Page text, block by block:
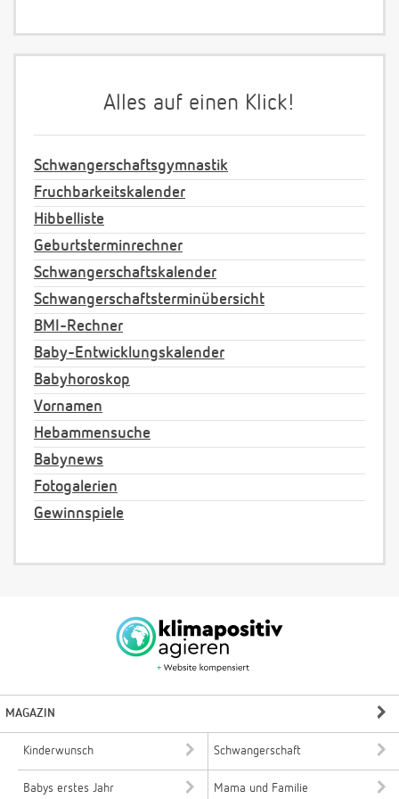
Alles auf einen Klick!
Schwangerschaftsgymnastik
Fruchbarkeitskalender
Hibbelliste
Geburtsterminrechner
Schwangerschaftskalender
Schwangerschaftsterminübersicht
BMI-Rechner
Baby-Entwicklungskalender
Babyhoroskop
Vornamen
Hebammensuche
Babynews
Fotogalerien
Gewinnspiele
MAGAZIN
Kinderwunsch Schwangerschaft
Babys erstes Jahr Mama und Familie